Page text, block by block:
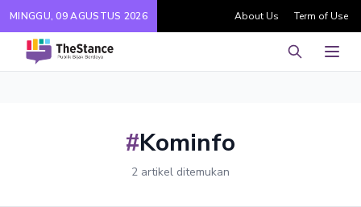
MINGGU, 09 AGUSTUS 2026 About Us Term of Use
Pencarian
#Kominfo
2 artikel ditemukan